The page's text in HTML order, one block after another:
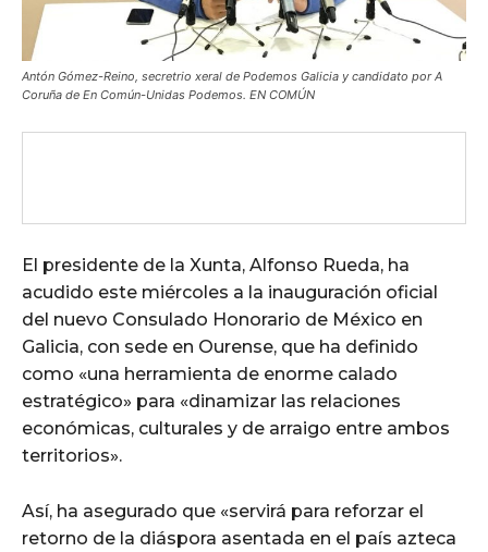
Antón Gómez-Reino, secretrio xeral de Podemos Galicia y candidato por A
Coruña de En Común-Unidas Podemos. EN COMÚN
El presidente de la Xunta, Alfonso Rueda, ha
acudido este miércoles a la inauguración oficial
del nuevo Consulado Honorario de México en
Galicia, con sede en Ourense, que ha definido
como «una herramienta de enorme calado
estratégico» para «dinamizar las relaciones
económicas, culturales y de arraigo entre ambos
territorios».
Así, ha asegurado que «servirá para reforzar el
retorno de la diáspora asentada en el país azteca